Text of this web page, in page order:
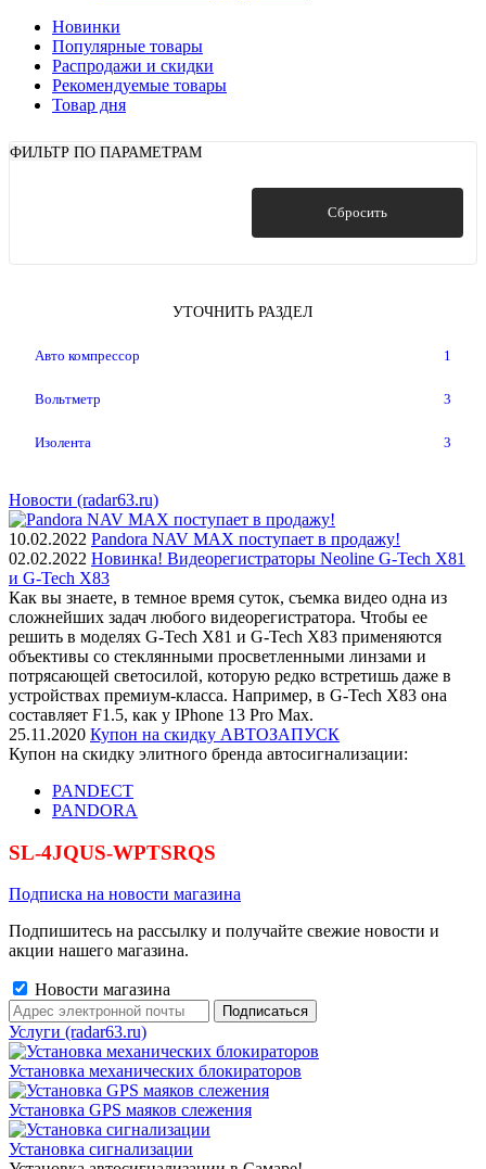
Новинки
Популярные товары
Распродажи и скидки
Рекомендуемые товары
Товар дня
ФИЛЬТР ПО ПАРАМЕТРАМ
Сбросить
УТОЧНИТЬ РАЗДЕЛ
Авто компрессор 1
Вольтметр 3
Изолента 3
Новости (radar63.ru)
10.02.2022 Pandora NAV MAX поступает в продажу!
02.02.2022 Новинка! Видеорегистраторы Neoline G-Tech X81
и G-Tech X83
Как вы знаете, в темное время суток, съемка видео одна из
сложнейших задач любого видеорегистратора. Чтобы ее
решить в моделях G-Tech X81 и G-Tech X83 применяются
объективы со стеклянными просветленными линзами и
потрясающей светосилой, которую редко встретишь даже в
устройствах премиум-класса. Например, в G-Tech X83 она
составляет F1.5, как у IPhone 13 Pro Max.
25.11.2020 Купон на скидку АВТОЗАПУСК
Купон на скидку элитного бренда автосигнализации:
PANDECT
PANDORA
SL-4JQUS-WPTSRQS
Подписка на новости магазина
Подпишитесь на рассылку и получайте свежие новости и
акции нашего магазина.
Новости магазина
Услуги (radar63.ru)
Установка механических блокираторов
Установка GPS маяков слежения
Установка сигнализации